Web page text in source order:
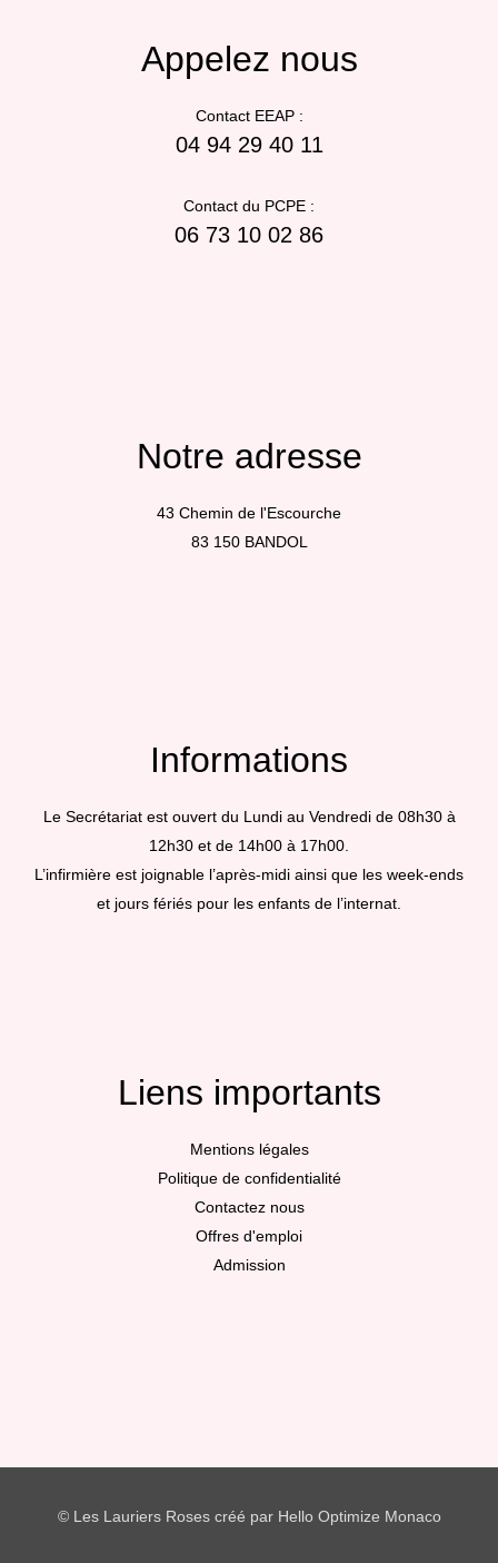
Appelez nous
Contact EEAP :
04 94 29 40 11
Contact du PCPE :
06 73 10 02 86
Notre adresse
43 Chemin de l'Escourche
83 150 BANDOL
Informations
Le Secrétariat est ouvert du Lundi au Vendredi de 08h30 à
12h30 et de 14h00 à 17h00.
L’infirmière est joignable l’après-midi ainsi que les week-ends
et jours fériés pour les enfants de l’internat.
Liens importants
Mentions légales
Politique de confidentialité
Contactez nous
Offres d'emploi
Admission
© Les Lauriers Roses créé par Hello Optimize Monaco